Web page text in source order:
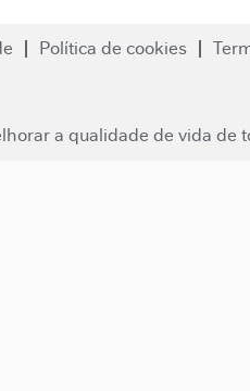
Política de cookies
a qualidade de vida de